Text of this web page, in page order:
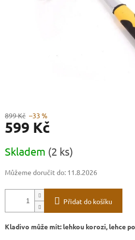
899 Kč –33 %
599 Kč
cena:
Skladem (2 ks)
Můžeme doručit do: 11.8.2026
Přidat do košíku
Kladivo může mít: lehkou korozi, lehce